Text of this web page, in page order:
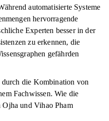
automatisierte Systeme
hervorragende
Experten besser in der
zu erkennen, die
gefährden
durch die Kombination von
Fachwissen. Wie die
und Vihao Pham